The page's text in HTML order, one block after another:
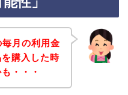
月の利用金
購入した時
・・・